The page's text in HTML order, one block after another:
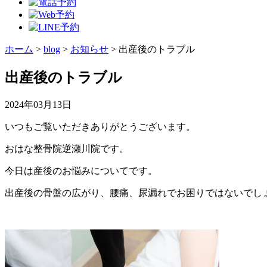
ホーム > blog > お知らせ > 出産後のトラブル
出産後のトラブル
2024年03月13日
いつもご覧いただきありがとうございます。
おはな整骨院逆瀬川院です。
今日は産後のお悩みについてです。
出産後の骨盤の広がり、腰痛、尿漏れでお困りではないでし